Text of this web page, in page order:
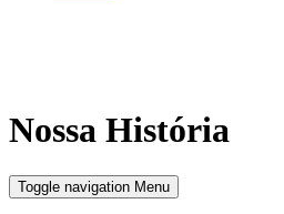
Nossa História
Toggle navigation Menu